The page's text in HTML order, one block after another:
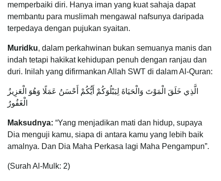
memperbaiki diri. Hanya iman yang kuat sahaja dapat
membantu para muslimah mengawal nafsunya daripada
terpedaya dengan pujukan syaitan.
Muridku, dalam perkahwinan bukan semuanya manis dan
indah tetapi hakikat kehidupan penuh dengan ranjau dan
duri. Inilah yang difirmankan Allah SWT di dalam Al-Quran:
الَّذِي خَلَقَ الْمَوْتَ وَالْحَيَاةَ لِيَبْلُوَكُمْ أَيُّكُمْ أَحْسَنُ عَمَلًا وَهُوَ الْعَزِيزُ
الْغَفُورُ
Maksudnya: “Yang menjadikan mati dan hidup, supaya
Dia menguji kamu, siapa di antara kamu yang lebih baik
amalnya. Dan Dia Maha Perkasa lagi Maha Pengampun”.
(Surah Al-Mulk: 2)